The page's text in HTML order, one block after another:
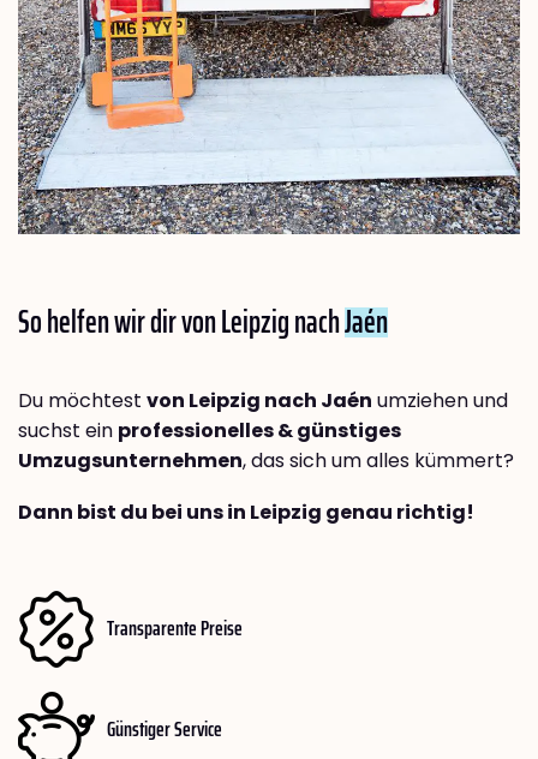
So helfen wir dir von Leipzig nachJaén
Du möchtest von Leipzig nach Jaén umziehen und
suchst ein professionelles & günstiges
Umzugsunternehmen, das sich um alles kümmert?
Dann bist du bei uns in Leipzig genau richtig!
Transparente Preise
Günstiger Service